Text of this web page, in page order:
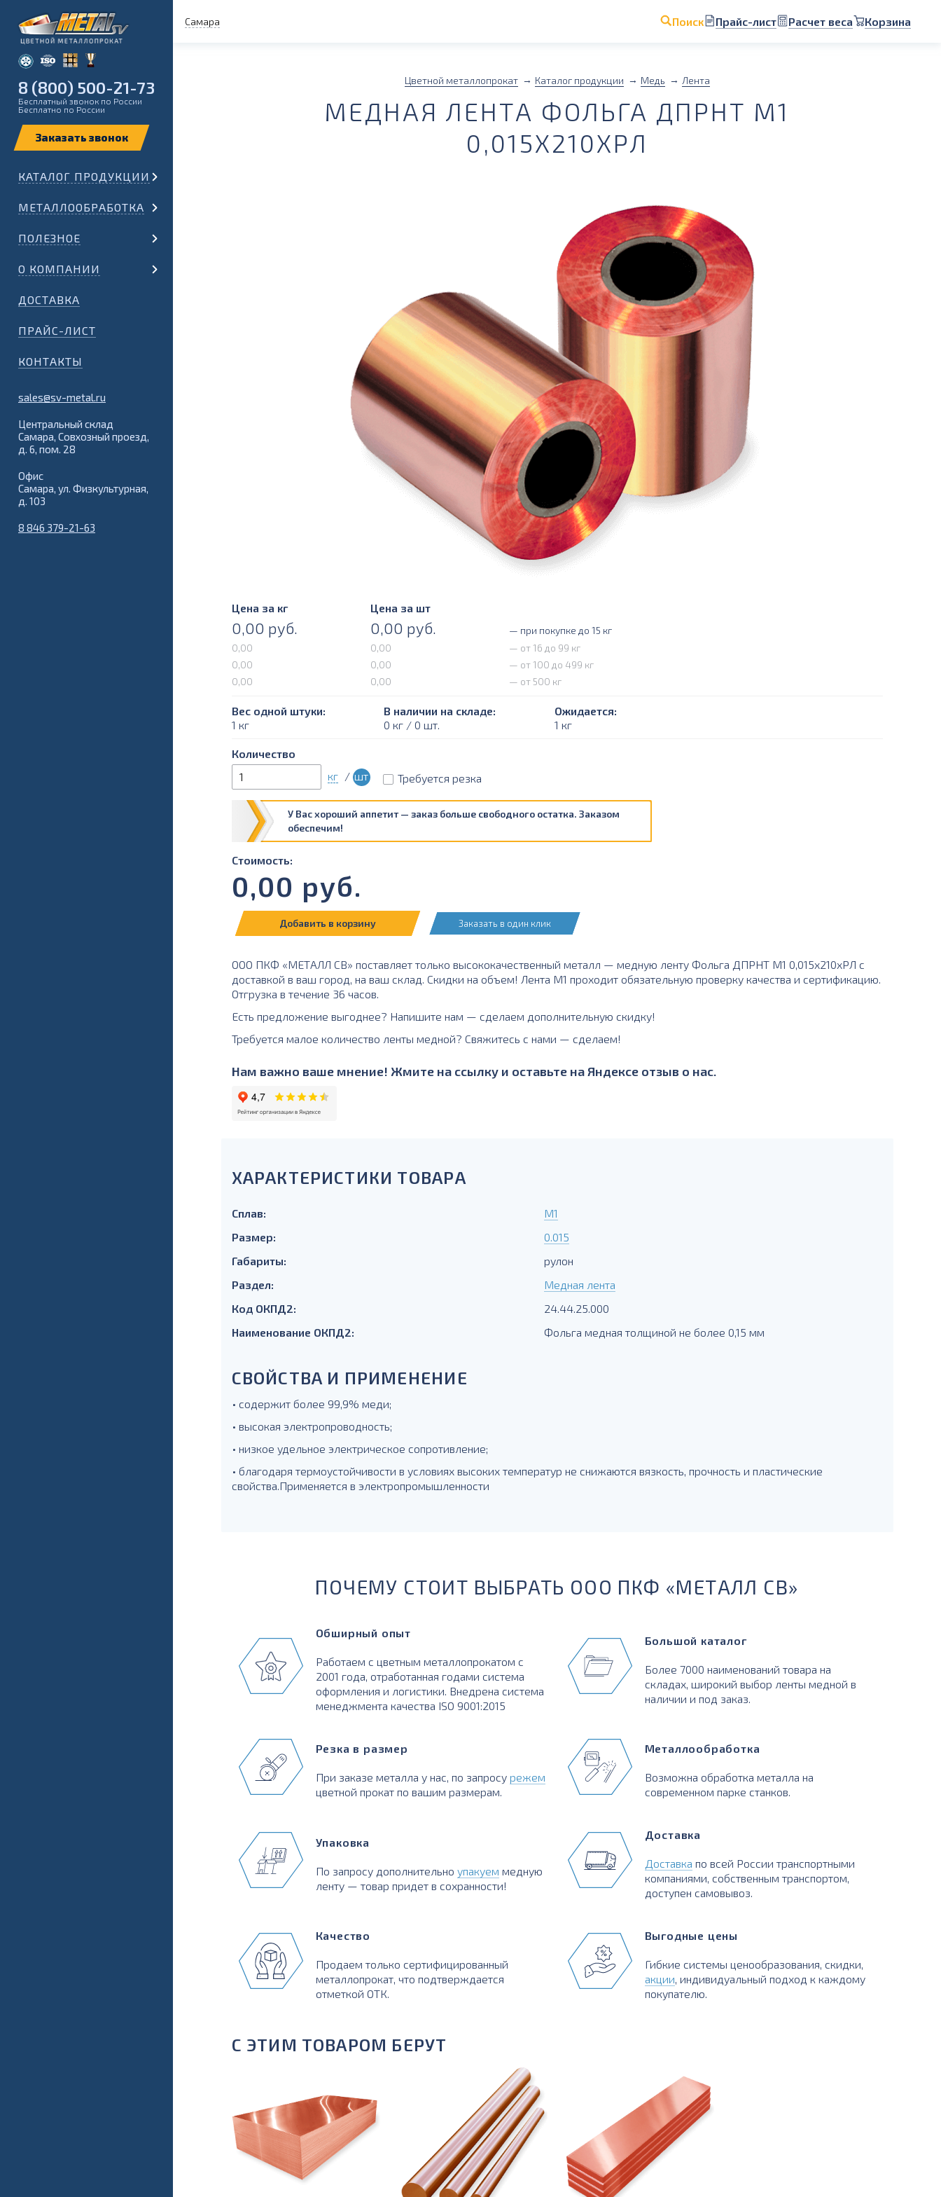
Самара Поиск Прайс-лист Расчет веса Корзина
8 (800) 500-21-73
Бесплатный звонок по России
Бесплатно по России
КАТАЛОГ ПРОДУКЦИИ
МЕТАЛЛООБРАБОТКА
ПОЛЕЗНОЕ
О КОМПАНИИ
ДОСТАВКА
ПРАЙС-ЛИСТ
КОНТАКТЫ
sales@sv-metal.ru
Центральный склад
Самара, Совхозный проезд,
д. 6, пом. 28
Офис
Самара, ул. Физкультурная,
д. 103
8 846 379-21-63
Цветной металлопрокат Каталог продукции Медь Лента
МЕДНАЯ ЛЕНТА ФОЛЬГА ДПРНТ М1
0,015Х210ХРЛ
Цена за кг Цена за шт
0,00 руб. 0,00 руб.
— при покупке до 15 кг
0,00
0,00
— от 16 до 99 кг
0,00
0,00
— от 100 до 499 кг
0,00
0,00 — от 500 кг
Вес одной штуки:
1 кг
В наличии на складе:
0 кг / 0 шт.
Ожидается:
1 кг
Количество
кг / шт Требуется резка
У Вас хороший аппетит — заказ больше свободного остатка. Заказом
обеспечим!
Стоимость:
0,00 руб.
Добавить в корзину Заказать в один клик
ООО ПКФ «МЕТАЛЛ СВ» поставляет только высококачественный металл — медную ленту Фольга ДПРНТ М1 0,015х210хРЛ с
доставкой в ваш город, на ваш склад. Скидки на объем! Лента М1 проходит обязательную проверку качества и сертификацию.
Отгрузка в течение 36 часов.
Есть предложение выгоднее? Напишите нам — сделаем дополнительную скидку!
Требуется малое количество ленты медной? Свяжитесь с нами — сделаем!
Нам важно ваше мнение! Жмите на ссылку и оставьте на Яндексе отзыв о нас.
ХАРАКТЕРИСТИКИ ТОВАРА
Сплав:
М1
Размер:
0.015
Габариты:
рулон
Раздел:
Медная лента
Код ОКПД2:
24.44.25.000
Наименование ОКПД2:
Фольга медная толщиной не более 0,15 мм
СВОЙСТВА И ПРИМЕНЕНИЕ
• содержит более 99,9% меди;
• высокая электропроводность;
• низкое удельное электрическое сопротивление;
• благодаря термоустойчивости в условиях высоких температур не снижаются вязкость, прочность и пластические
свойства.Применяется в электропромышленности
ПОЧЕМУ СТОИТ ВЫБРАТЬ ООО ПКФ «МЕТАЛЛ СВ»
Обширный опыт
Работаем с цветным металлопрокатом с
2001 года, отработанная годами система
оформления и логистики. Внедрена система
менеджмента качества ISO 9001:2015
Резка в размер
При заказе металла у нас, по запросу режем
цветной прокат по вашим размерам.
Упаковка
По запросу дополнительно упакуем медную
ленту — товар придет в сохранности!
Качество
Продаем только сертифицированный
металлопрокат, что подтверждается
отметкой ОТК.
Большой каталог
Более 7000 наименований товара на
складах, широкий выбор ленты медной в
наличии и под заказ.
Металлообработка
Возможна обработка металла на
современном парке станков.
Доставка
Доставка по всей России транспортными
компаниями, собственным транспортом,
доступен самовывоз.
Выгодные цены
Гибкие системы ценообразования, скидки,
акции, индивидуальный подход к каждому
покупателю.
С ЭТИМ ТОВАРОМ БЕРУТ